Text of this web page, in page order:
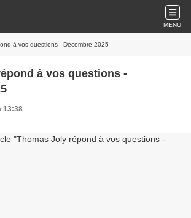
MENU
à vos questions - Décembre 2025
à vos questions -
13:38